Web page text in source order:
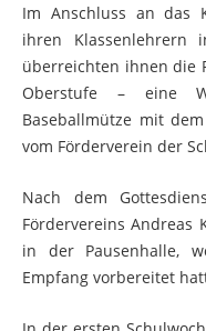
Im Anschluss an das
ihren Klassenlehrern
überreichten ihnen die
Oberstufe – eine
Baseballmütze mit
vom Förderverein der
Nach dem
Fördervereins Andreas
in der Pausenhalle,
Empfang vorbereitet